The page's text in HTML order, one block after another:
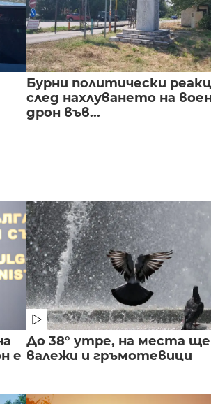
Бурни политически
след нахлуването на
дрон във...
е
До 38° утре, на места
валежи и гръмотевици